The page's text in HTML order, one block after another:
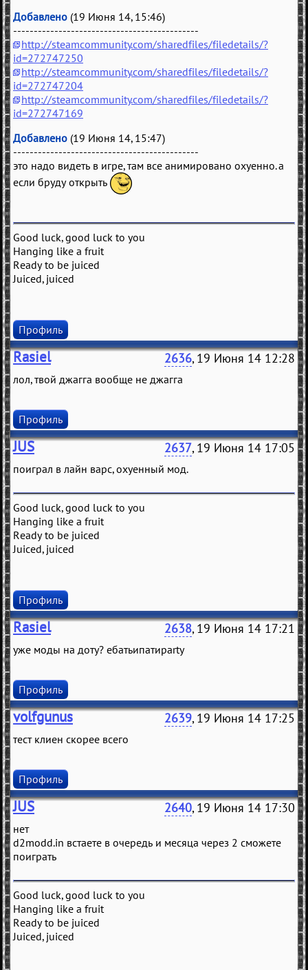
Добавлено (19 Июня 14, 15:46)
---------------------------------------------
http://steamcommunity.com/sharedfiles/filedetails/?
id=272747250
http://steamcommunity.com/sharedfiles/filedetails/?
id=272747204
http://steamcommunity.com/sharedfiles/filedetails/?
id=272747169
Добавлено (19 Июня 14, 15:47)
---------------------------------------------
это надо видеть в игре, там все анимировано охуенно. а
если бруду открыть
Good luck, good luck to you
Hanging like a fruit
Ready to be juiced
Juiced, juiced
Профиль
Rasiel 2636, 19 Июня 14 12:28
лол, твой джагга вообще не джагга
Профиль
JUS 2637, 19 Июня 14 17:05
поиграл в лайн варс, охуенный мод.
Good luck, good luck to you
Hanging like a fruit
Ready to be juiced
Juiced, juiced
Профиль
Rasiel 2638, 19 Июня 14 17:21
уже моды на доту? ебатьипатиparty
Профиль
volfgunus 2639, 19 Июня 14 17:25
тест клиен скорее всего
Профиль
JUS 2640, 19 Июня 14 17:30
нет
d2modd.in встаете в очередь и месяца через 2 сможете
поиграть
Good luck, good luck to you
Hanging like a fruit
Ready to be juiced
Juiced, juiced